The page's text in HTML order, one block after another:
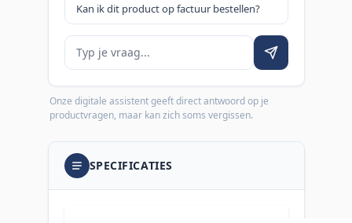
Kan ik dit product op factuur bestellen?
Je vraag
Onze digitale assistent geeft direct antwoord op je
productvragen, maar kan zich soms vergissen.
SPECIFICATIES